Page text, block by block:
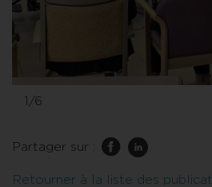
1/6
Partager sur :
Retourner à la liste des